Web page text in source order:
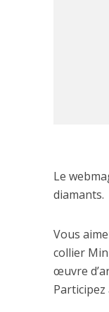
Le
diamants.
Vous
collier
œuvre
Participez